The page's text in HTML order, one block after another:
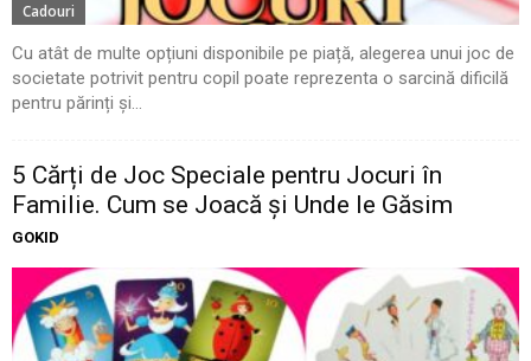
Cadouri
Cu atât de multe opțiuni disponibile pe piață, alegerea unui joc de
societate potrivit pentru copil poate reprezenta o sarcină dificilă
pentru părinți și...
5 Cărți de Joc Speciale pentru Jocuri în
Familie. Cum se Joacă și Unde le Găsim
GOKID